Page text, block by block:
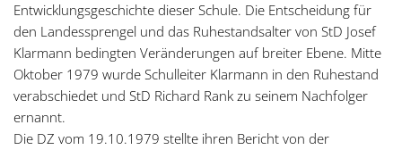
Entwicklungsgeschichte dieser Schule. Die Entscheidung für
den Landessprengel und das Ruhestandsalter von StD Josef
Klarmann bedingten Veränderungen auf breiter Ebene. Mitte
Oktober 1979 wurde Schulleiter Klarmann in den Ruhestand
verabschiedet und StD Richard Rank zu seinem Nachfolger
ernannt.
Die DZ vom 19.10.1979 stellte ihren Bericht von der